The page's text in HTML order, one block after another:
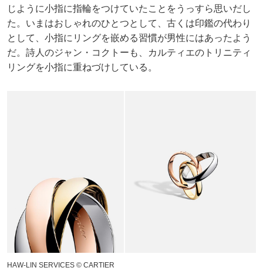
じように小指に指輪をつけていたことをうっすら思いだし
た。いまはおしゃれのひとつとして、古くは印鑑の代わり
として、小指にリングを嵌める習慣が男性にはあったよう
だ。詩人のジャン・コクトーも、カルティエのトリニティ
リングを小指に重ねづけしている。
HAW‐LIN SERVICES © CARTIER